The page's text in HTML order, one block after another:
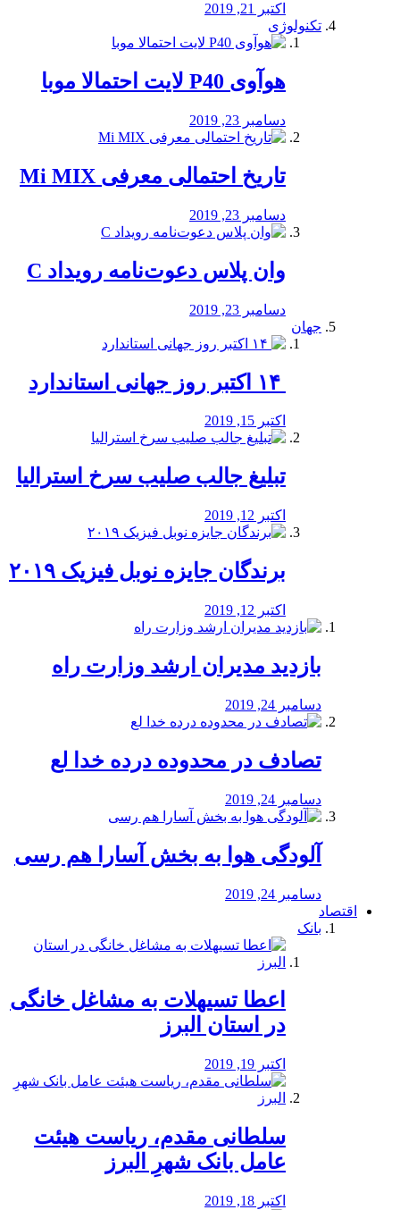
اکتبر 21, 2019
تکنولوژی
هوآوی P40 لایت احتمالا موبا
دسامبر 23, 2019
تاریخ احتمالی معرفی Mi MIX
دسامبر 23, 2019
وان پلاس دعوت‌نامه رویداد C
دسامبر 23, 2019
جهان
اکتبر 15, 2019
تبلیغ جالب صلیب سرخ استرالیا
اکتبر 12, 2019
برندگان جایزه نوبل فیزیک ۲۰۱۹
اکتبر 12, 2019
بازدید مدیران ارشد وزارت راه
دسامبر 24, 2019
تصادف در محدوده درده خدا لع
دسامبر 24, 2019
آلودگی هوا به بخش آسارا هم رسی
دسامبر 24, 2019
اقتصاد
بانک
️اعطا تسیهلات به مشاغل خانگی
در استان البرز
اکتبر 19, 2019
سلطانی مقدم، ریاست هیئت
عامل بانک شهرِ البرز
اکتبر 18, 2019